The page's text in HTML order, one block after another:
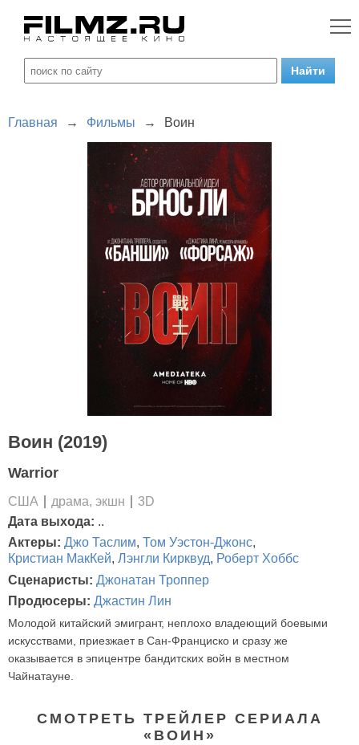
Главная → Фильмы → Воин
Воин (2019)
Warrior
США драма, экшн
3D
Дата выхода: ..
Актеры: Джо Таслим, Том Уэстон-Джонс,
Кристиан МакКей, Лэнгли Кирквуд, Роберт Хоббс
Сценаристы: Джонатан Троппер
Продюсеры: Джастин Лин
Молодой китайский эмигрант, неплохо владеющий боевыми
искусствами, приезжает в Сан-Франциско и сразу же
оказывается в эпицентре бандитских войн в местном
Чайнатауне.
СМОТРЕТЬ ТРЕЙЛЕР СЕРИАЛА
«ВОИН»